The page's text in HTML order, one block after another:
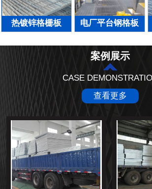
热镀锌格栅板 电厂平台钢格板
案例展示
CASE
查看更多